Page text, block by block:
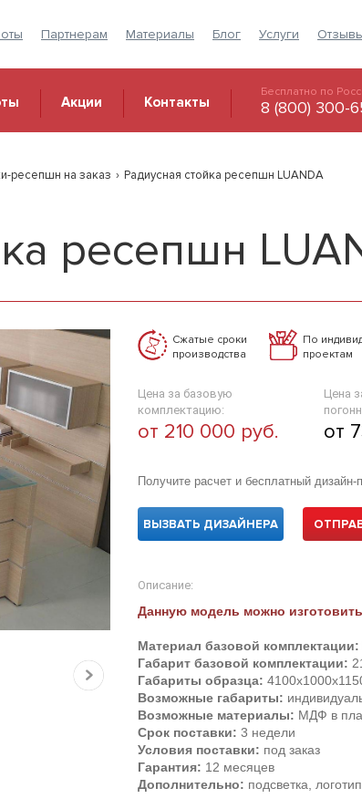
Партнерам Материалы Блог Услуги
Акции Контакты
Бесплатно по
8 (800) 300-
ресепшн на заказ › Радиусная стойка ресепшн LUANDA
ресепшн
Сжатые сроки
производства
По
проектам
Цена за базовую
комплектацию:
от 210 000 руб.
Цена
от
Получите расчет и бесплатный дизайн-
ВЫЗВАТЬ ДИЗАЙНЕРА
Описание:
Данную модель можно
Материал базовой комплектации:
Габарит базовой комплектации:
Габариты образца:
Возможные габариты:
Возможные материалы: МДФ в
Срок поставки: 3 недели
Условия поставки: под заказ
Гарантия: 12 месяцев
Дополнительно: подсветка,